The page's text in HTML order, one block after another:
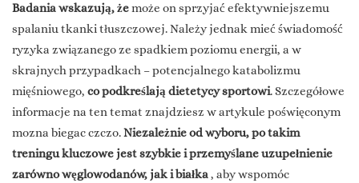
Badania wskazują, żemoże on sprzyjać efektywniejszemu
spalaniu tkanki tłuszczowej. Należy jednak mieć świadomość
ryzyka związanego ze spadkiem poziomu energii, a w
skrajnych przypadkach – potencjalnego katabolizmu
mięśniowego, co podkreślają dietetycy sportowi. Szczegółowe
informacje na ten temat znajdziesz w artykule poświęconym
mozna biegac czczo.Niezależnie od wyboru, po takim
treningu kluczowe jest szybkie i przemyślane uzupełnienie
zarówno węglowodanów, jak i białka, aby wspomóc